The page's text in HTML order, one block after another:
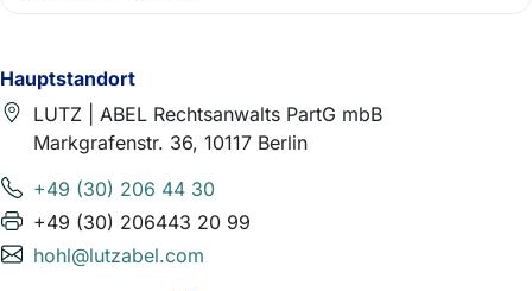
Hauptstandort
LUTZ | ABEL Rechtsanwalts PartG mbB
Markgrafenstr. 36, 10117 Berlin
+49 (30) 206 44 30
+49 (30) 206443 20 99
hohl@lutzabel.com